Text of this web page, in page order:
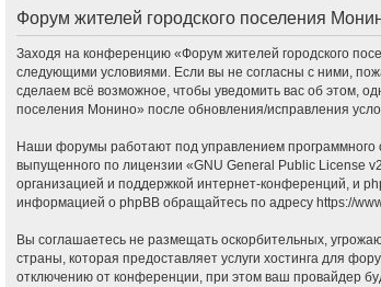
Форум жителей городского поселения
Заходя на конференцию «Форум жителей городского
следующими условиями. Если вы не согласны с ними,
сделаем всё возможное, чтобы уведомить вас об этом,
поселения Монино» после обновления/исправления
Наши форумы работают под управлением программного
выпущенного по лицензии «GNU General Public License v2
организацией и поддержкой интернет-конференций, и
информацией о phpBB обращайтесь по адресу https://
Вы соглашаетесь не размещать оскорбительных,
страны, которая предоставляет услуги хостинга для
отключению от конференции, при этом ваш провайдер